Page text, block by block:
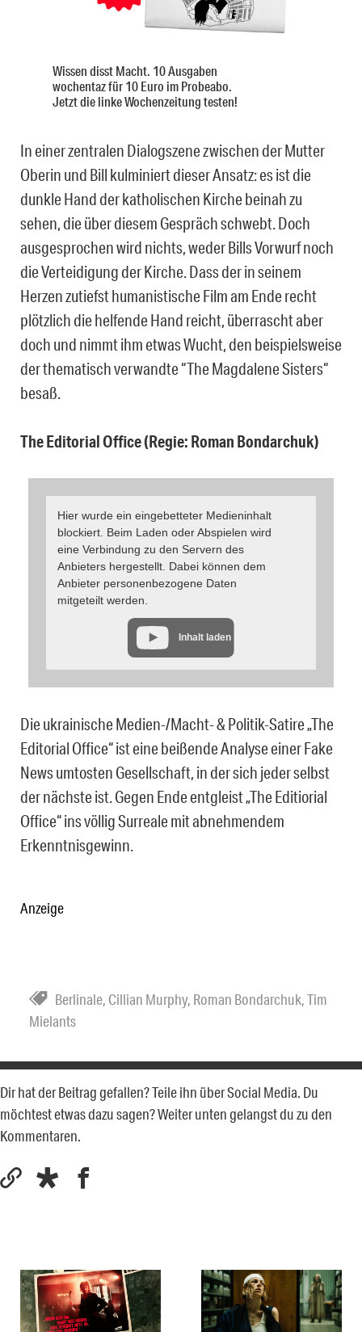
Wissen disst Macht. 10 Ausgaben
wochentaz für 10 Euro im Probeabo.
Jetzt die linke Wochenzeitung testen!
In einer zentralen Dialogszene zwischen der Mutter
Oberin und Bill kulminiert dieser Ansatz: es ist die
dunkle Hand der katholischen Kirche beinah zu
sehen, die über diesem Gespräch schwebt. Doch
ausgesprochen wird nichts, weder Bills Vorwurf noch
die Verteidigung der Kirche. Dass der in seinem
Herzen zutiefst humanistische Film am Ende recht
plötzlich die helfende Hand reicht, überrascht aber
doch und nimmt ihm etwas Wucht, den beispielsweise
der thematisch verwandte “The Magdalene Sisters“
besaß.
The Editorial Office (Regie: Roman Bondarchuk)
Hier wurde ein eingebetteter Medieninhalt
blockiert. Beim Laden oder Abspielen wird
eine Verbindung zu den Servern des
Anbieters hergestellt. Dabei können dem
Anbieter personenbezogene Daten
mitgeteilt werden.
Inhalt laden
Die ukrainische Medien-/Macht- & Politik-Satire „The
Editorial Office“ ist eine beißende Analyse einer Fake
News umtosten Gesellschaft, in der sich jeder selbst
der nächste ist. Gegen Ende entgleist „The Editiorial
Office“ ins völlig Surreale mit abnehmendem
Erkenntnisgewinn.
Anzeige
Berlinale, Cillian Murphy, Roman Bondarchuk,Tim
Mielants
Dir hat der Beitrag gefallen? Teile ihn über Social Media. Du
möchtest etwas dazu sagen? Weiter unten gelangst du zu den
Kommentaren.